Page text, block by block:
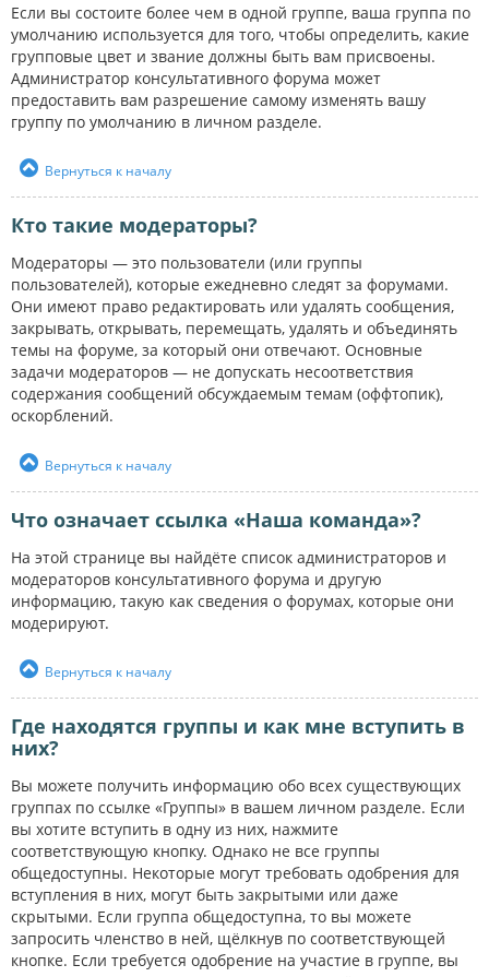
Если вы состоите более чем в одной группе, ваша группа по
умолчанию используется для того, чтобы определить, какие
групповые цвет и звание должны быть вам присвоены.
Администратор консультативного форума может
предоставить вам разрешение самому изменять вашу
группу по умолчанию в личном разделе.
Вернуться к началу
Кто такие модераторы?
Модераторы — это пользователи (или группы
пользователей), которые ежедневно следят за форумами.
Они имеют право редактировать или удалять сообщения,
закрывать, открывать, перемещать, удалять и объединять
темы на форуме, за который они отвечают. Основные
задачи модераторов — не допускать несоответствия
содержания сообщений обсуждаемым темам (оффтопик),
оскорблений.
Вернуться к началу
Что означает ссылка «Наша команда»?
На этой странице вы найдёте список администраторов и
модераторов консультативного форума и другую
информацию, такую как сведения о форумах, которые они
модерируют.
Вернуться к началу
Где находятся группы и как мне вступить в
них?
Вы можете получить информацию обо всех существующих
группах по ссылке «Группы» в вашем личном разделе. Если
вы хотите вступить в одну из них, нажмите
соответствующую кнопку. Однако не все группы
общедоступны. Некоторые могут требовать одобрения для
вступления в них, могут быть закрытыми или даже
скрытыми. Если группа общедоступна, то вы можете
запросить членство в ней, щёлкнув по соответствующей
кнопке. Если требуется одобрение на участие в группе, вы